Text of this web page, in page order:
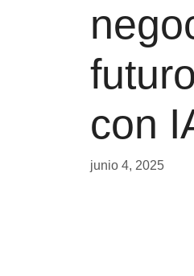
con
junio 4, 2025